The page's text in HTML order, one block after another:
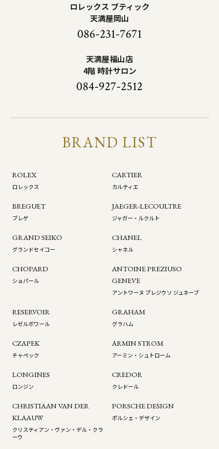
ロレックス ブティック
天満屋岡山
086-231-7671
天満屋福山店
4階 時計サロン
084-927-2512
BRAND LIST
ROLEX
ロレックス
CARTIER
カルティエ
BREGUET
ブレゲ
JAEGER-LECOULTRE
ジャガー・ルクルト
GRAND SEIKO
グランドセイコー
CHANEL
シャネル
CHOPARD
ショパール
ANTOINE PREZIUSO
GENEVE
アントワーヌ プレジウソ ジュネーブ
RESERVOIR
レゼルボワール
GRAHAM
グラハム
CZAPEK
チャペック
ARMIN STROM
アーミン・シュトローム
LONGINES
ロンジン
CREDOR
クレドール
CHRISTIAAN VAN DER
KLAAUW
クリスティアン・ヴァン・デル・クラ
ーウ
PORSCHE DESIGN
ポルシェ・デザイン